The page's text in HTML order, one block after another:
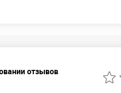
отзывов